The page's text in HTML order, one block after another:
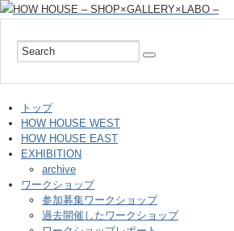
トップ
HOW HOUSE WEST
HOW HOUSE EAST
EXHIBITION
archive
ワークショップ
参加募集ワークショップ
過去開催したワークショップ